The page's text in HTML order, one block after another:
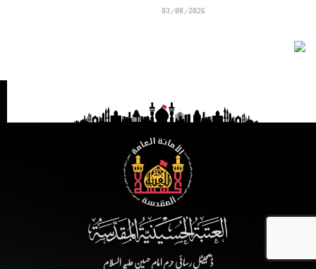
03/08/2026
ڈیجیٹل رسائی حرم امام حسین علیہ السلام